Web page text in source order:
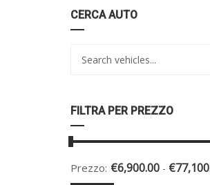
CERCA AUTO
FILTRA PER PREZZO
Prezzo: €6,900.00 - €